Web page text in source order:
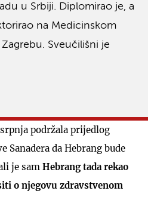
u Srbiji. Diplomirao je, a
na Medicinskom
Sveučilišni je
podržala prijedlog
Sanadera da Hebrang bude
je sam Hebrang tada rekao
o njegovu zdravstvenom